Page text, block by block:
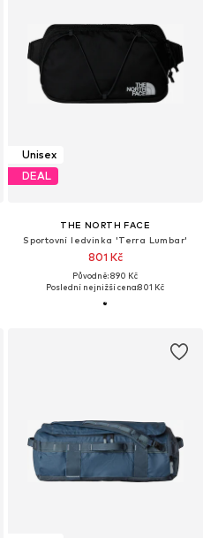
Unisex
DEAL
THE NORTH FACE
Sportovní ledvinka 'Terra Lumbar'
801 Kč
Původně: 890 Kč
Poslední nejnižší cena:801 Kč